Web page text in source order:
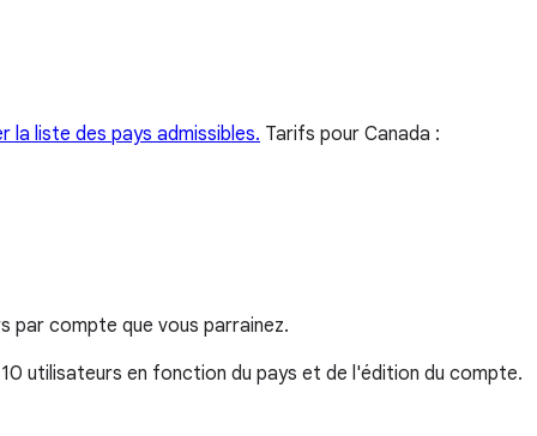
la liste des pays admissibles. Tarifs pour Canada :
par compte que vous parrainez.
utilisateurs en fonction du pays et de l'édition du compte.